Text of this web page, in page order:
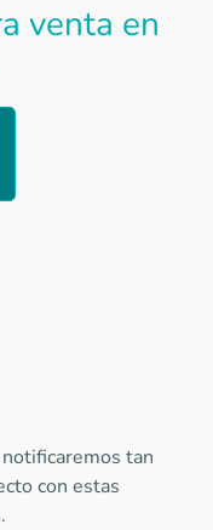
venta en
tan
con estas